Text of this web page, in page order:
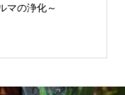
の浄化～